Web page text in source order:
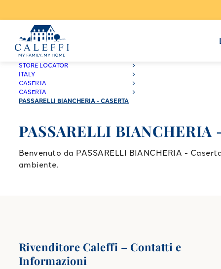
CALEFFI
STORE LOCATOR
ITALY
CASERTA
CASERTA
PASSARELLI BIANCHERIA - CASERTA
PASSARELLI BIANCHERIA
Benvenuto da PASSARELLI BIANCHERIA -
ambiente.
Rivenditore Caleffi – Contatti e
Informazioni